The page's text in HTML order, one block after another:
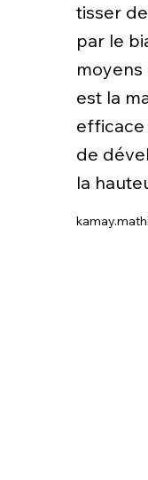
tisser
par le
est la
efficace
de
la